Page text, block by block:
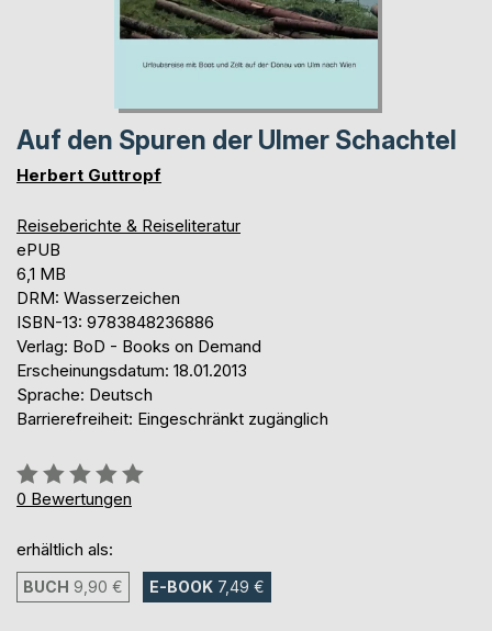
Auf den Spuren der Ulmer Schachtel
Herbert Guttropf
Reiseberichte & Reiseliteratur
ePUB
6,1 MB
DRM: Wasserzeichen
ISBN-13: 9783848236886
Verlag: BoD - Books on Demand
Erscheinungsdatum: 18.01.2013
Sprache: Deutsch
Barrierefreiheit: Eingeschränkt zugänglich
Bewertung::
0%
0 Bewertungen
erhältlich als:
BUCH 9,90 € E-BOOK 7,49 €